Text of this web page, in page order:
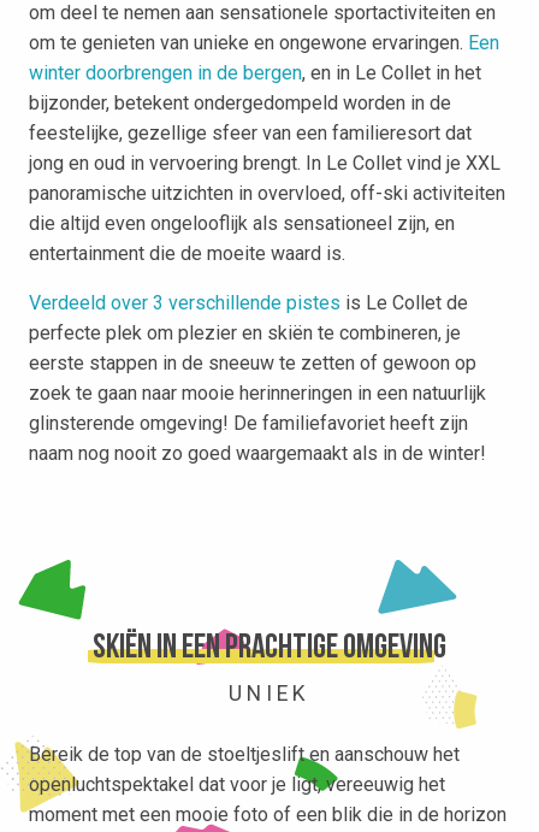
om deel te nemen aan sensationele sportactiviteiten en
om te genieten van unieke en ongewone ervaringen. Een
winter doorbrengen in de bergen, en in Le Collet in het
bijzonder, betekent ondergedompeld worden in de
feestelijke, gezellige sfeer van een familieresort dat
jong en oud in vervoering brengt. In Le Collet vind je XXL
panoramische uitzichten in overvloed, off-ski activiteiten
die altijd even ongelooflijk als sensationeel zijn, en
entertainment die de moeite waard is.
Verdeeld over 3 verschillende pistes is Le Collet de
perfecte plek om plezier en skiën te combineren, je
eerste stappen in de sneeuw te zetten of gewoon op
zoek te gaan naar mooie herinneringen in een natuurlijk
glinsterende omgeving! De familiefavoriet heeft zijn
naam nog nooit zo goed waargemaakt als in de winter!
Skiën in een prachtige omgeving
UNIEK
Bereik de top van de stoeltjeslift en aanschouw het
openluchtspektakel dat voor je ligt, vereeuwig het
moment met een mooie foto of een blik die in de horizon